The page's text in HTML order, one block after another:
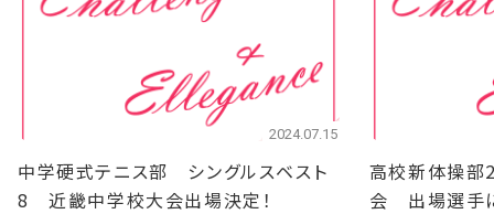
2024.07.15
中学硬式テニス部 シングルスベスト
8 近畿中学校大会出場決定！
高校新体操
会 出場選手